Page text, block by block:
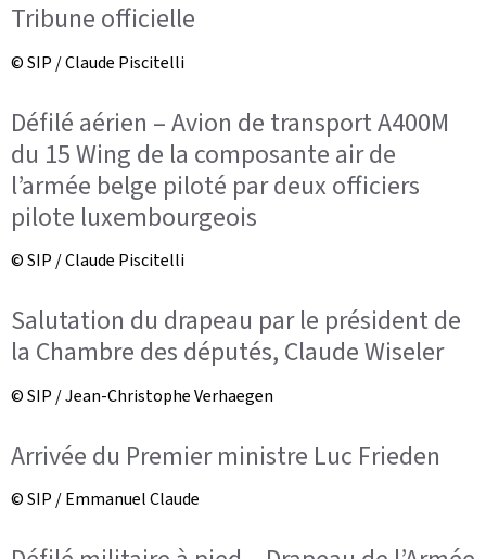
Tribune officielle
© SIP / Claude Piscitelli
Défilé aérien – Avion de transport A400M
du 15 Wing de la composante air de
l’armée belge piloté par deux officiers
pilote luxembourgeois
© SIP / Claude Piscitelli
Salutation du drapeau par le président de
la Chambre des députés, Claude Wiseler
© SIP / Jean-Christophe Verhaegen
Arrivée du Premier ministre Luc Frieden
© SIP / Emmanuel Claude